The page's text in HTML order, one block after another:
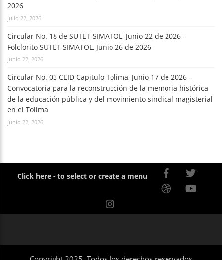
2026
julio 22, 2026
Circular No. 18 de SUTET-SIMATOL, Junio 22 de 2026 –
Folclorito SUTET-SIMATOL, Junio 26 de 2026
junio 22, 2026
Circular No. 03 CEID Capitulo Tolima, Junio 17 de 2026 –
Convocatoria para la reconstrucción de la memoria histórica
de la educación pública y del movimiento sindical magisterial
en el Tolima
junio 22, 2026
Click here - to select or create a menu